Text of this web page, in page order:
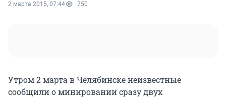
2 марта 2015, 07:44 750
Утром 2 марта в Челябинске неизвестные
сообщили о минировании сразу двух